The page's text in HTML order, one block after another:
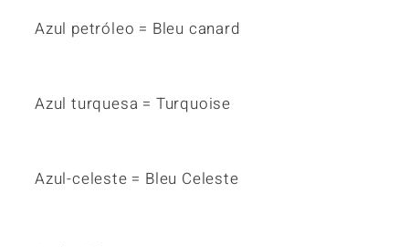
Azul petróleo = Bleu canard
Azul turquesa = Turquoise
Azul-celeste = Bleu Celeste